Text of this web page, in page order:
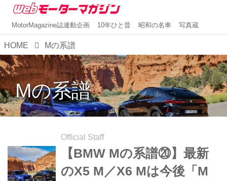
MotorMagazine誌連動企画 10年ひと昔 昭和の名車 写真蔵
HOME Mの系譜
Mの系譜
Official Staff
【BMW Mの系譜⑳】最新
のX5 M／X6 Mは今後「M